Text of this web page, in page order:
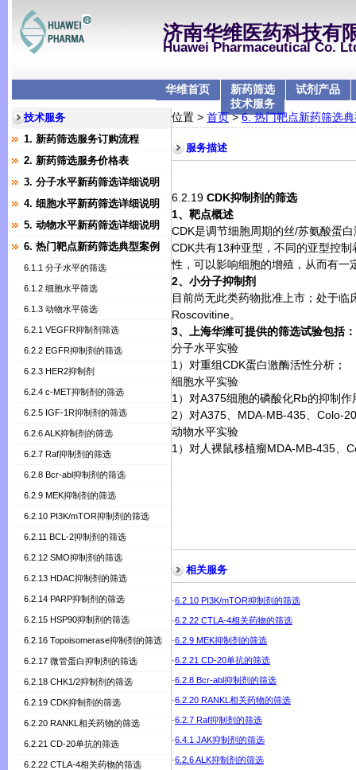
济南华维医药科技有
Huawei Pharmaceutical Co.
华维首页
新药筛选
技术服务
试剂产品
技术服务
1. 新药筛选服务订购流程
2. 新药筛选服务价格表
3. 分子水平新药筛选详细说明
4. 细胞水平新药筛选详细说明
5. 动物水平新药筛选详细说明
6. 热门靶点新药筛选典型案例
6.1.1 分子水平的筛选
6.1.2 细胞水平筛选
6.1.3 动物水平筛选
6.2.1 VEGFR抑制剂筛选
6.2.2 EGFR抑制剂的筛选
6.2.3 HER2抑制剂
6.2.4 c-MET抑制剂的筛选
6.2.5 IGF-1R抑制剂的筛选
6.2.6 ALK抑制剂的筛选
6.2.7 Raf抑制剂的筛选
6.2.8 Bcr-abl抑制剂的筛选
6.2.9 MEK抑制剂的筛选
6.2.10 PI3K/mTOR抑制剂的筛选
6.2.11 BCL-2抑制剂的筛选
6.2.12 SMO抑制剂的筛选
6.2.13 HDAC抑制剂的筛选
6.2.14 PARP抑制剂的筛选
6.2.15 HSP90抑制剂的筛选
6.2.16 Topoisomerase抑制剂的筛选
6.2.17 微管蛋白抑制剂的筛选
6.2.18 CHK1/2抑制剂的筛选
6.2.19 CDK抑制剂的筛选
6.2.20 RANKL相关药物的筛选
6.2.21 CD-20单抗的筛选
6.2.22 CTLA-4相关药物的筛选
位置 > 首页>6. 热门靶点新药筛选
服务描述
6.2.19 CDK抑制剂的筛选
1、靶点概述
CDK是调节细胞周期的丝/苏氨酸蛋
CDK共有13种亚型，不同的亚型控
性，可以影响细胞的增殖，从而有一
2、小分子抑制剂
目前尚无此类药物批准上市；处于临
Roscovitine。
3、上海华潍可提供的筛选试验包括：
分子水平实验
1 ）对重组CDK蛋白激酶活性分析；
细胞水平实验
1 ）对A375细胞的磷酸化Rb的抑制作
2）对A375 MDA-MB-435
Colo-
动物水平实验
1 ）对人裸鼠移植瘤MDA-MB-435
相关服务
·6.2.10 PI3K/mTOR抑制剂的筛选
·6.2.22 CTLA-4相关药物的筛选
·6.2.9 MEK抑制剂的筛选
·6.2.21 CD-20单抗的筛选
·6.2.8 Bcr-abl抑制剂的筛选
·6.2.20 RANKL相关药物的筛选
·6.2.7 Raf抑制剂的筛选
·6.4.1 JAK抑制剂的筛选
·6.2.6 ALK抑制剂的筛选